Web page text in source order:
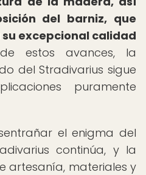
del barniz, que
excepcional calidad
estos avances, la
del Stradivarius sigue
puramente
el enigma del
continúa, y la
artesanía, materiales y